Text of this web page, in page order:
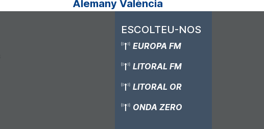
Alemany València
ESCOLTEU-NOS
EUROPA FM
LITORAL FM
LITORAL OR
ONDA ZERO